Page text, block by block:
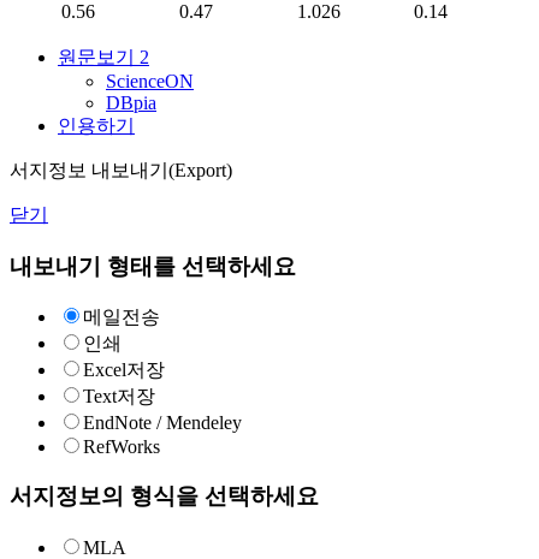
0.56 0.47 1.026 0.14
원문보기 2
ScienceON
DBpia
인용하기
서지정보 내보내기(Export)
닫기
내보내기 형태를 선택하세요
메일전송
인쇄
Excel저장
Text저장
EndNote / Mendeley
RefWorks
서지정보의 형식을 선택하세요
MLA